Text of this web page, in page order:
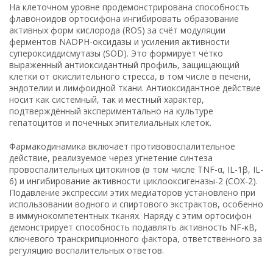
На клеточном уровне продемонстрирована способность
флавоноидов ортосифона ингибировать образование
активных форм кислорода (ROS) за счёт модуляции
ферментов NADPH-оксидазы и усиления активности
супероксиддисмутазы (SOD). Это формирует чётко
выраженный антиоксидантный профиль, защищающий
клетки от окислительного стресса, в том числе в печени,
эндотелии и лимфоидной ткани. Антиоксидантное действие
носит как системный, так и местный характер,
подтверждённый экспериментально на культуре
гепатоцитов и почечных эпителиальных клеток.
Фармакодинамика включает противовоспалительное
действие, реализуемое через угнетение синтеза
провоспалительных цитокинов (в том числе TNF-α, IL-1β, IL-
6) и ингибирование активности циклооксигеназы-2 (COX-2).
Подавление экспрессии этих медиаторов установлено при
использовании водного и спиртового экстрактов, особенно
в иммунокомпетентных тканях. Наряду с этим ортосифон
демонстрирует способность подавлять активность NF-κB,
ключевого транскрипционного фактора, ответственного за
регуляцию воспалительных ответов.